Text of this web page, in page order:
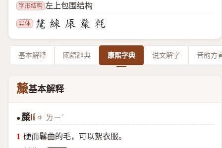
字形结构 左上包围结构
异体
基本解释 國語辭典 康熙字典 说文解字 音韵方
斄基本解释
●斄 lí ㄌㄧˊ
硬而鬈曲的毛，可以絮衣服。